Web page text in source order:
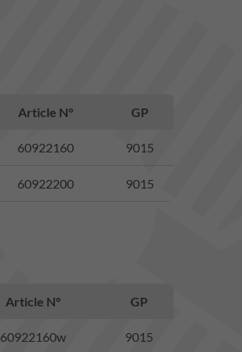
Article N° GP
60922160 9015
60922200 9015
Article N° GP
60922160w 9015